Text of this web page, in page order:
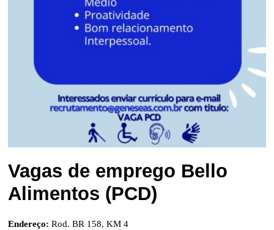
Vagas de emprego Bello
Alimentos (PCD)
Endereço: Rod. BR 158, KM 4